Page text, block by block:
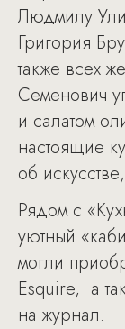
Людмилу
Григория
также всех
Семенович
и салатом
настоящие
об
Рядом с
уютный
могли
Esquire, а
на журнал.